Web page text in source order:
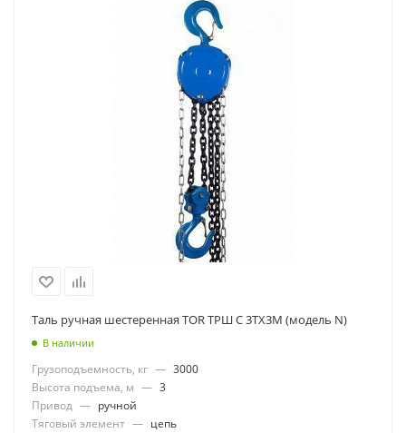
Таль ручная шестеренная TOR ТРШ C 3ТХ3М (модель N)
В наличии
Грузоподъемность, кг — 3000
Высота подъема, м — 3
Привод — ручной
Тяговый элемент — цепь